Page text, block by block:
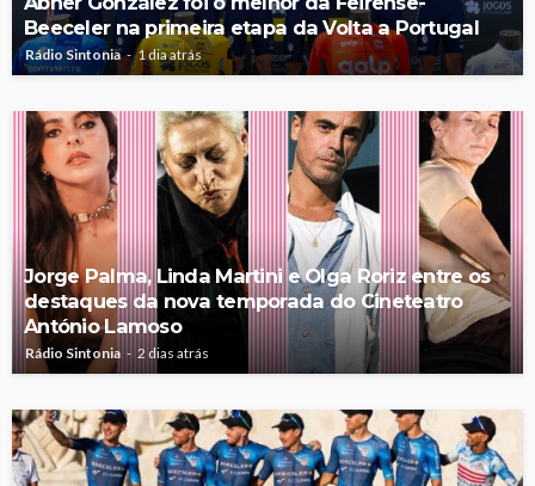
Beeceler na primeira etapa da Volta a Portugal
Rádio Sintonia 1 dia atrás
Jorge Palma, Linda Martini e Olga Roriz entre os
destaques da nova temporada do Cineteatro
António Lamoso
Rádio Sintonia 2 dias atrás